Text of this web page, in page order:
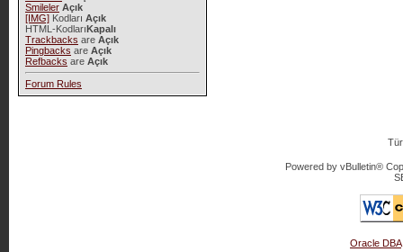
Smileler Açık
[IMG]Kodları Açık
HTML-KodlarıKapalı
Trackbacks are Açık
Pingbacks are Açık
Refbacks are Açık
Forum Rules
Powered by vBulletin®
Oracle DBA